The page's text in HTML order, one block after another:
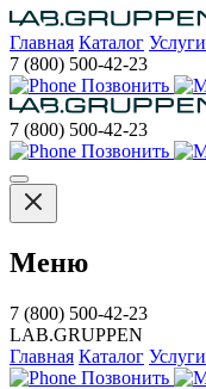
Главная Каталог Услуги
7 (800) 500-42-23
Позвонить
7 (800) 500-42-23
Позвонить
Меню
7 (800) 500-42-23
LAB.GRUPPEN
Главная Каталог Услуги
Позвонить